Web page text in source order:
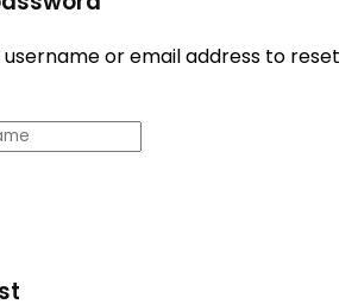
or email address to reset